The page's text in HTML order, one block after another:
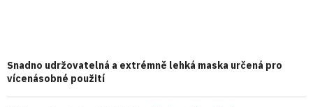
Snadno udržovatelná a extrémně lehká maska určená pro
vícenásobné použití